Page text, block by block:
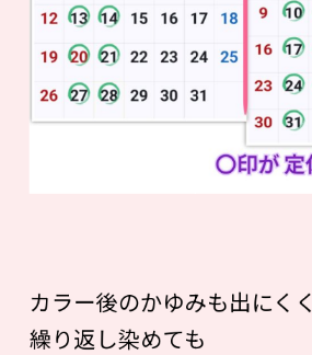
カラー後のかゆみも出にくく
繰り返し染めても